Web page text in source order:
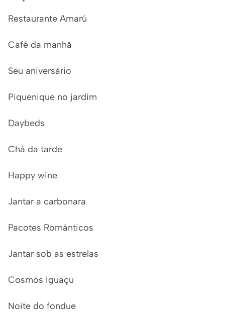
Restaurante Amarú
Café da manhã
Seu aniversário
Piquenique no jardim
Daybeds
Chá da tarde
Happy wine
Jantar a carbonara
Pacotes Românticos
Jantar sob as estrelas
Cosmos Iguaçu
Noite do fondue